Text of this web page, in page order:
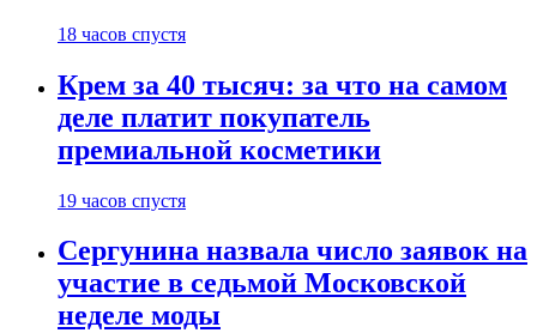
18 часов спустя
Крем за 40 тысяч: за что на самом
деле платит покупатель
премиальной косметики
19 часов спустя
Сергунина назвала число заявок на
участие в седьмой Московской
неделе моды